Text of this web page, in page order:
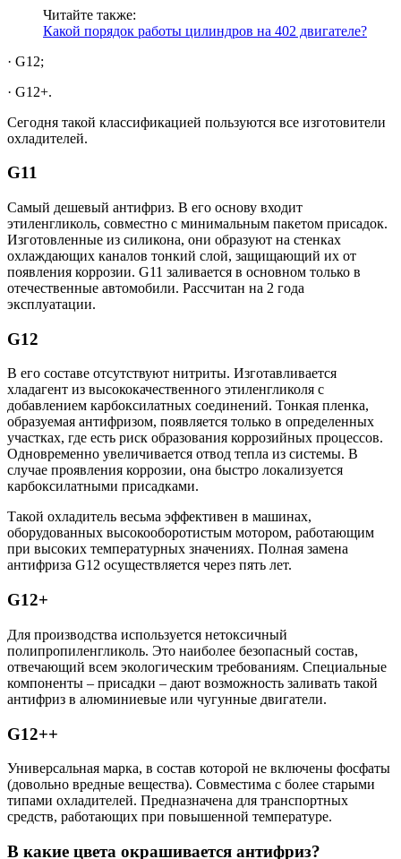
Читайте также:
Какой порядок работы цилиндров на 402 двигателе?
· G12;
· G12+.
Сегодня такой классификацией пользуются все изготовители
охладителей.
G11
Самый дешевый антифриз. В его основу входит
этиленгликоль, совместно с минимальным пакетом присадок.
Изготовленные из силикона, они образуют на стенках
охлаждающих каналов тонкий слой, защищающий их от
появления коррозии. G11 заливается в основном только в
отечественные автомобили. Рассчитан на 2 года
эксплуатации.
G12
В его составе отсутствуют нитриты. Изготавливается
хладагент из высококачественного этиленгликоля с
добавлением карбоксилатных соединений. Тонкая пленка,
образуемая антифризом, появляется только в определенных
участках, где есть риск образования коррозийных процессов.
Одновременно увеличивается отвод тепла из системы. В
случае проявления коррозии, она быстро локализуется
карбоксилатными присадками.
Такой охладитель весьма эффективен в машинах,
оборудованных высокооборотистым мотором, работающим
при высоких температурных значениях. Полная замена
антифриза G12 осуществляется через пять лет.
G12+
Для производства используется нетоксичный
полипропиленгликоль. Это наиболее безопасный состав,
отвечающий всем экологическим требованиям. Специальные
компоненты – присадки – дают возможность заливать такой
антифриз в алюминиевые или чугунные двигатели.
G12++
Универсальная марка, в состав которой не включены фосфаты
(довольно вредные вещества). Совместима с более старыми
типами охладителей. Предназначена для транспортных
средств, работающих при повышенной температуре.
В какие цвета окрашивается антифриз?